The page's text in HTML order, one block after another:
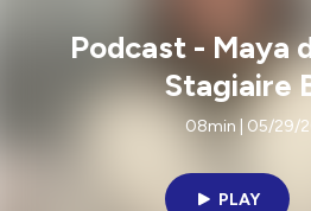
Podcast - Maya
Stagiaire
08min | 05/29/
PLAY